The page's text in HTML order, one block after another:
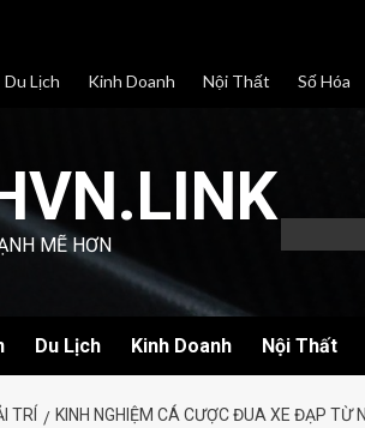
Du Lịch Kinh Doanh Nội Thất Số Hóa
MẼ HƠN
Du Lịch Kinh Doanh Nội Thất
TRÍ KINH NGHIỆM CÁ CƯỢC ĐUA XE ĐẠP TỪ